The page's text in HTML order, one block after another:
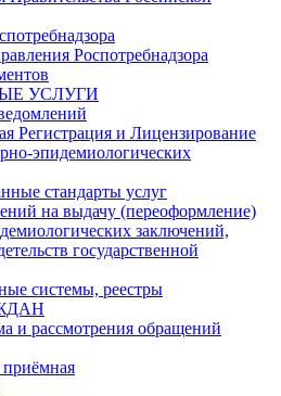
Роспотребнадзора
УСЛУГИ
Регистрация и Лицензирование
эпидемиологических
стандарты услуг
на выдачу (переоформление)
заключений,
государственной
системы, реестры
и рассмотрения обращений